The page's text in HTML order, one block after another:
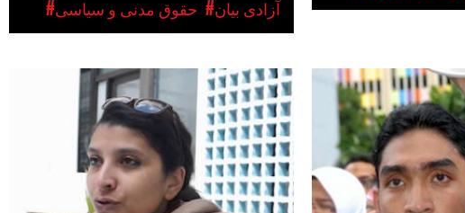
#حقوق مدنی و سیاسی
#آزادی بیان